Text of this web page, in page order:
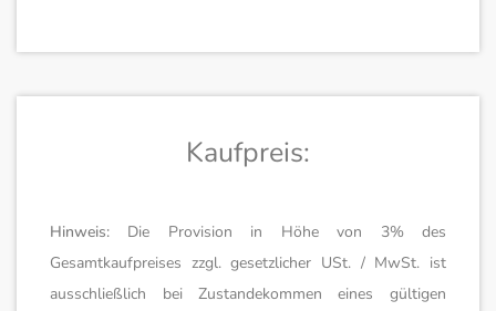
Kaufpreis:
Hinweis: Die Provision in Höhe von 3% des
Gesamtkaufpreises zzgl. gesetzlicher USt. / MwSt. ist
ausschließlich bei Zustandekommen eines gültigen